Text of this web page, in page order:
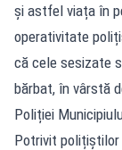
și astfel viața în
operativitate
că cele sesizate
bărbat, în vârstă
Poliției
Potrivit polițiștilor